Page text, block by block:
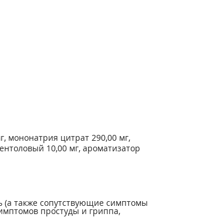
мононатрия цитрат 290,00 мг,
10,00 мг, ароматизатор
также сопутствующие симптомы
простуды и гриппа,